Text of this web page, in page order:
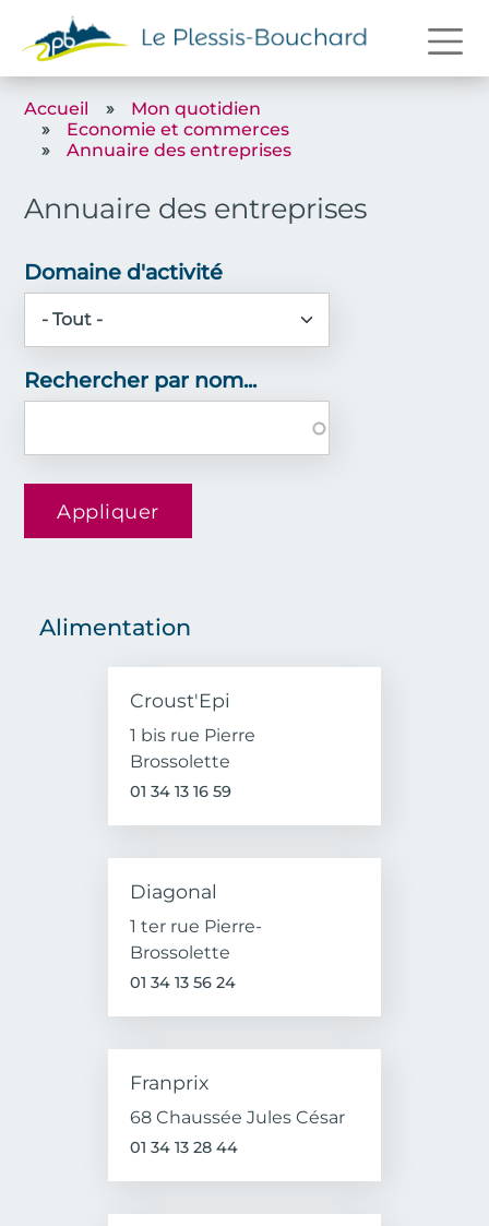
Accueil
Mon quotidien
Economie et commerces
Annuaire des entreprises
Annuaire des entreprises
Domaine d'activité
Rechercher par nom...
Appliquer
Alimentation
Croust'Epi
1 bis rue Pierre
Brossolette
01 34 13 16 59
Diagonal
1 ter rue Pierre-
Brossolette
01 34 13 56 24
Franprix
68 Chaussée Jules César
01 34 13 28 44